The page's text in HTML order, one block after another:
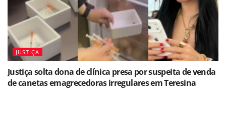
JUSTIÇA
Justiça solta dona de clínica presa por suspeita de venda
de canetas emagrecedoras irregulares em Teresina